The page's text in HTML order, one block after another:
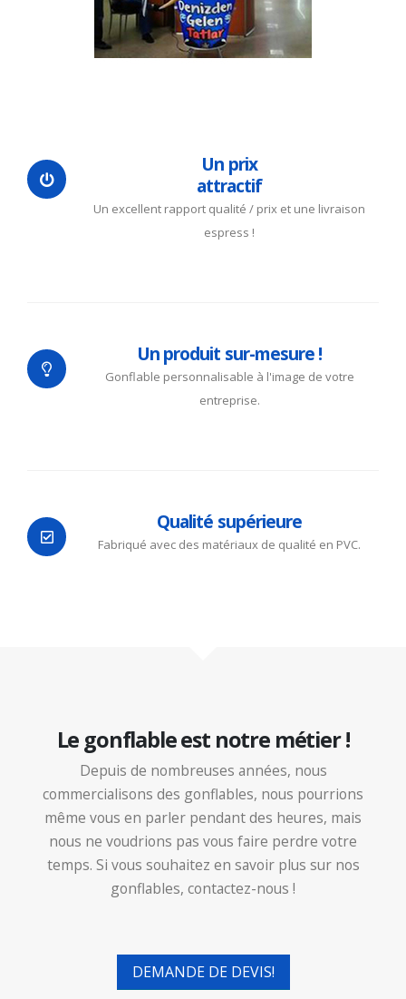
Un prix
attractif
Un excellent rapport qualité / prix et une livraison
espress !
Un produit sur-mesure !
Gonflable personnalisable à l'image de votre
entreprise.
Qualité supérieure
Fabriqué avec des matériaux de qualité en PVC.
Le gonflable est notre métier !
Depuis de nombreuses années, nous
commercialisons des gonflables, nous pourrions
même vous en parler pendant des heures, mais
nous ne voudrions pas vous faire perdre votre
temps. Si vous souhaitez en savoir plus sur nos
gonflables, contactez-nous !
DEMANDE DE DEVIS!